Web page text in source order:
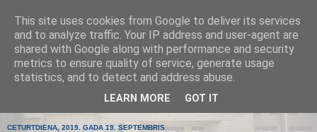
Tumes
pamatskola
CETURTDIENA, 2019. GADA 19. SEPTEMBRIS
This site uses cookies from Google to deliver its services
and to analyze traffic. Your IP address and user-agent are
shared with Google along with performance and security
metrics to ensure quality of service, generate usage
statistics, and to detect and address abuse.
LEARN MORE GOT IT